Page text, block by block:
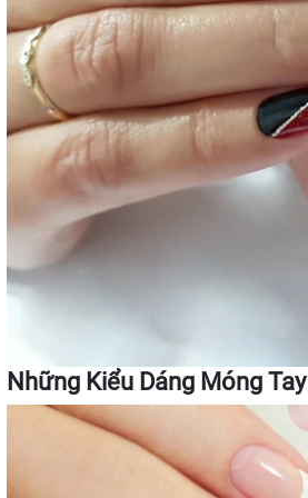
Những Kiểu Dáng Móng